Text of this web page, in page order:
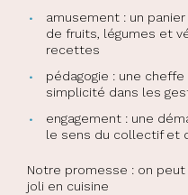
amusement : un
de fruits, légumes et
recettes
pédagogie : une
simplicité dans les
engagement : une
le sens du collectif et
Notre promesse : on
joli en cuisine